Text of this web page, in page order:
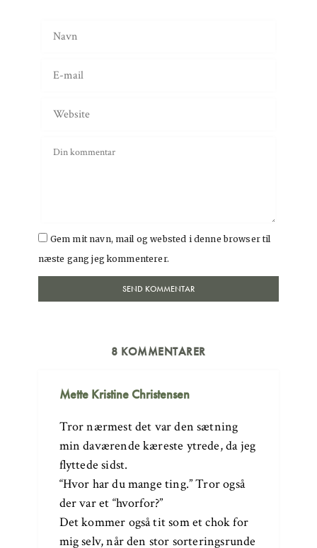
Gem mit navn, mail og websted i denne browser til
næste gang jeg kommenterer.
8 KOMMENTARER
Mette Kristine Christensen
Tror nærmest det var den sætning
min daværende kæreste ytrede, da jeg
flyttede sidst.
“Hvor har du mange ting.” Tror også
der var et “hvorfor?”
Det kommer også tit som et chok for
mig selv, når den stor sorteringsrunde